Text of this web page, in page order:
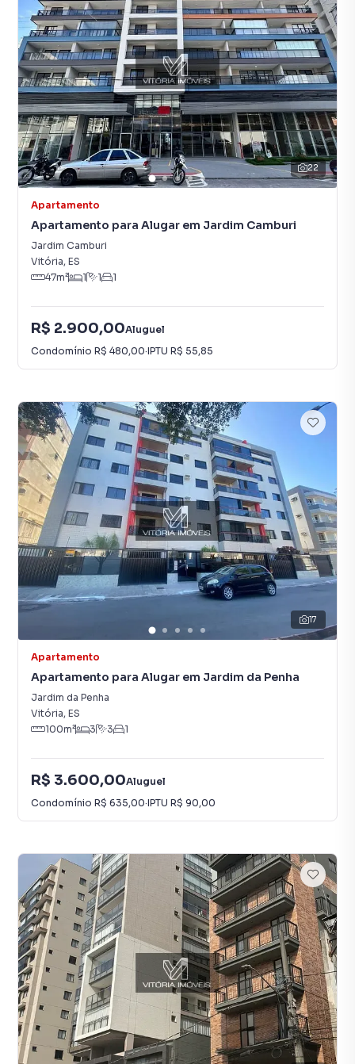
22
Apartamento
Apartamento para Alugar em Jardim Camburi
Jardim Camburi
Vitória, ES
47m² 1 1 1
R$ 2.900,00Aluguel
Condomínio R$ 480,00·IPTU R$ 55,85
17
Apartamento
Apartamento para Alugar em Jardim da Penha
Jardim da Penha
Vitória, ES
100m² 3 3 1
R$ 3.600,00Aluguel
Condomínio R$ 635,00·IPTU R$ 90,00